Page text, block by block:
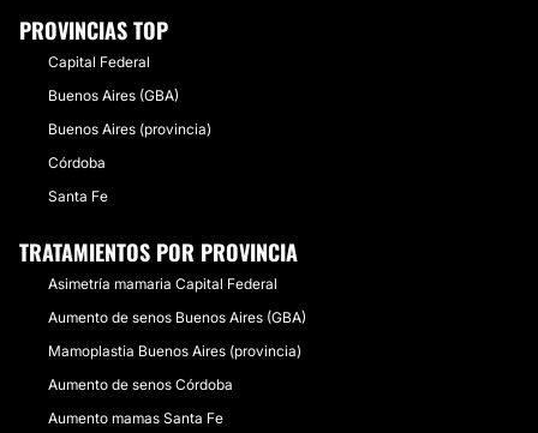
PROVINCIAS TOP
Capital Federal
Buenos Aires (GBA)
Buenos Aires (provincia)
Córdoba
Santa Fe
TRATAMIENTOS POR PROVINCIA
Asimetría mamaria Capital Federal
Aumento de senos Buenos Aires (GBA)
Mamoplastia Buenos Aires (provincia)
Aumento de senos Córdoba
Aumento mamas Santa Fe